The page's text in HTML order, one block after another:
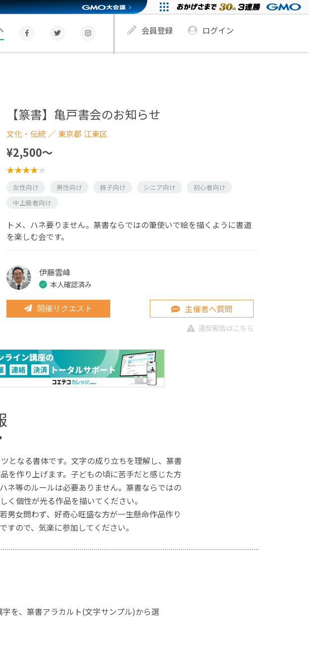
会員登録 ログイン
【篆書】亀戸書会のお知らせ
文化・伝統 ／ 東京都 江東区
¥2,500〜
女性向け 男性向け 親子向け シニア向け
初心者向け
中上級者向け
トメ、ハネ要りません。篆書ならではの筆使いで絵を描くように書道
を楽しむ会です。
伊藤雲峰
本人確認済み
開催リクエスト 主催者へ質問
違反報告はこちら
となる書体です。文字の成り立ちを理解し、篆書
を作り上げます。子どもの頃に苦手だと感じた方
ネ等のルールは必要ありません。篆書ならではの
く個性が光る作品を描いてください。
男女問わず、好奇心旺盛な方が一生懸命作品作り
ので、気楽に参加してください。
を、篆書アラカルト(文字サンプル)から選